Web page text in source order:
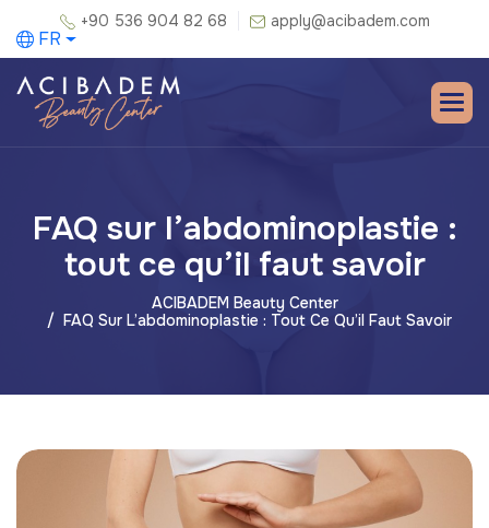
+90 536 904 82 68 apply@acibadem.com
FR
FAQ sur l’abdominoplastie :
tout ce qu’il faut savoir
ACIBADEM Beauty Center
FAQ Sur L’abdominoplastie : Tout Ce Qu’il Faut Savoir